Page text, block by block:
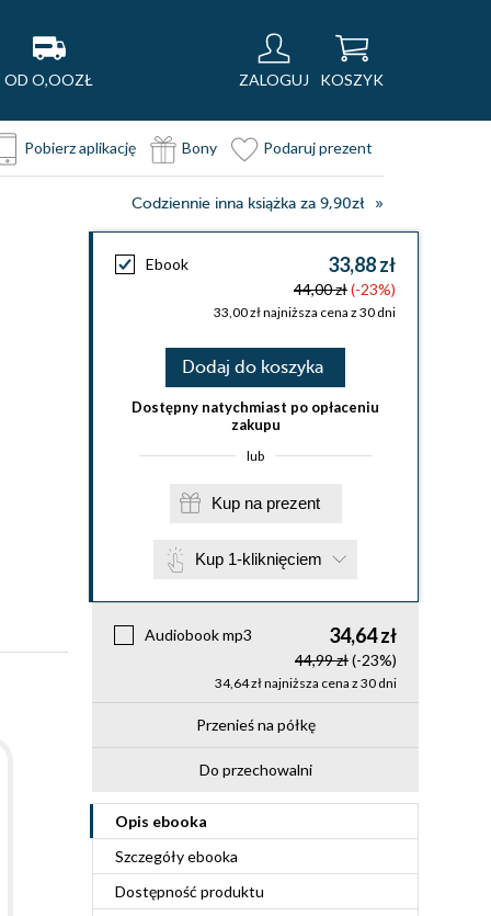
OD O,OOZŁ ZALOGUJ KOSZYK
Pobierz aplikację Bony Podaruj prezent
Codziennie inna książka za 9,90zł
Ebook 33,88 zł
44,00 zł(-23%)
33,00 zł najniższa cena z 30 dni
Dodaj do koszyka
Dostępny natychmiast po opłaceniu
zakupu
lub
Kup na prezent
Kup 1-kliknięciem
Audiobook mp3 34,64 zł
44,99 zł(-23%)
34,64 zł najniższa cena z 30 dni
Przenieś na półkę
Do przechowalni
Opis ebooka
Szczegółyebooka
Dostępność produktu